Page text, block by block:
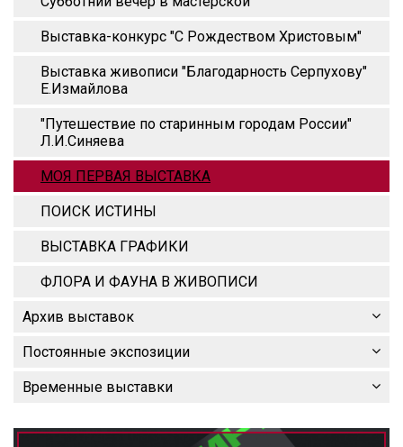
Выставка-конкурс "С Рождеством Христовым"
Выставка живописи "Благодарность Серпухову"
Е.Измайлова
"Путешествие по старинным городам России"
Л.И.Синяева
МОЯ ПЕРВАЯ ВЫСТАВКА
ПОИСК ИСТИНЫ
ВЫСТАВКА ГРАФИКИ
ФЛОРА И ФАУНА В ЖИВОПИСИ
Архив выставок
Постоянные экспозиции
Временные выставки